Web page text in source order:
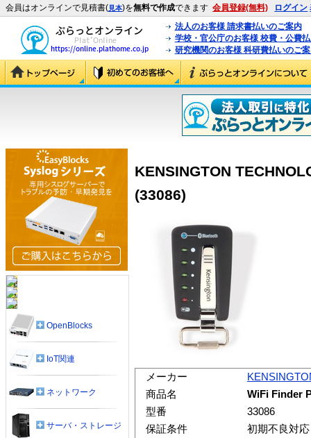
会員はオンラインで見積書(見本)を無料で作成できます 会員登録(無料) ログイン
法人のお客様 請求書払いのご案内
学校・官公庁のお客様 校費・公費
研究機関のお客様 科研費払いのご
KENSINGTON
(33086)
メーカー
商品名
WiFi Finder
型番
33086
保証条件
初期不良対
OpenBlocks
IoT関連
ネットワーク
サーバ・ストレージ